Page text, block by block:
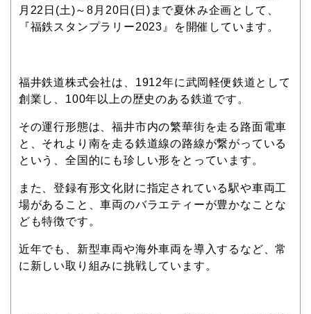
月22日(土)～8月20日(日)まで夏休み企画として、
『福鉄スタンプラリー2023』を開催しています。
福井鉄道株式会社は、1912年に武岡軽便鉄道として
創業し、100年以上の歴史のある鉄道です。
その運行形態は、福井市内の繁華街を走る路面電車
と、それより南を走る鉄道線の路線が繋がっている
という、全国的にも珍しい形をとっています。
また、登録有形文化財に指定されている駅や車両工
場があること、車両のバラエティーが豊かなことな
ども特徴です。
近年でも、新型車両や海外車両を導入するなど、常
に新しい取り組みに挑戦しています。